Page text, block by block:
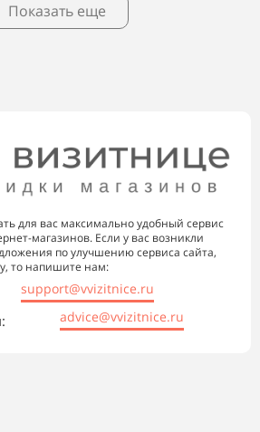
Показать еще
для вас максимально удобный сервис
магазинов. Если у вас возникли
по улучшению сервиса сайта,
то напишите нам:
support@vvizitnice.ru
advice@vvizitnice.ru